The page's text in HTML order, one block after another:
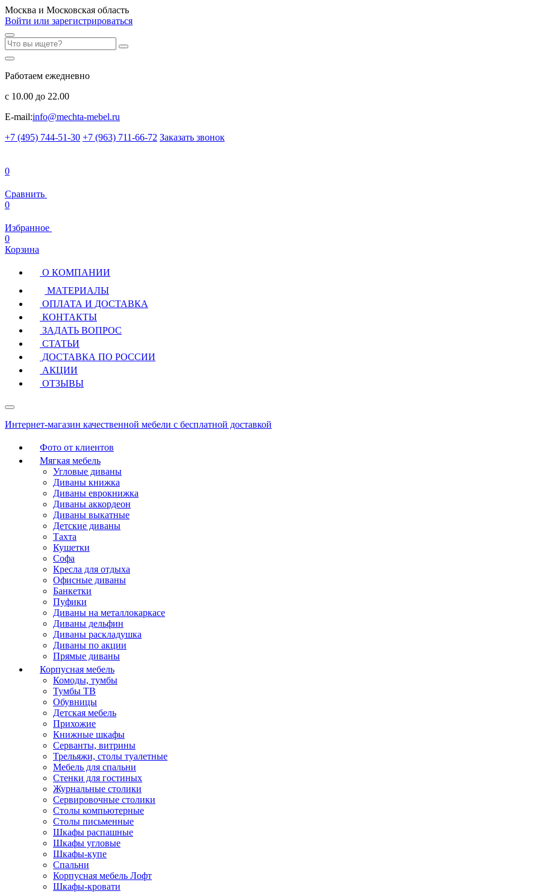
Москва и Московская область
Войти или зарегистрироваться
Работаем ежедневно
с 10.00 до 22.00
E-mail:info@mechta-mebel.ru
+7 (495) 744-51-30 +7 (963) 711-66-72 Заказать звонок
0
Сравнить
0
Избранное
0
Корзина
О КОМПАНИИ
МАТЕРИАЛЫ
ОПЛАТА И ДОСТАВКА
КОНТАКТЫ
ЗАДАТЬ ВОПРОС
СТАТЬИ
ДОСТАВКА ПО РОССИИ
АКЦИИ
ОТЗЫВЫ
Интернет-магазин качественной мебели с бесплатной доставкой
Фото от клиентов
Мягкая мебель
Угловые диваны
Диваны книжка
Диваны еврокнижка
Диваны аккордеон
Диваны выкатные
Детские диваны
Тахта
Кушетки
Софа
Кресла для отдыха
Офисные диваны
Банкетки
Пуфики
Диваны на металлокаркасе
Диваны дельфин
Диваны раскладушка
Диваны по акции
Прямые диваны
Корпусная мебель
Комоды, тумбы
Тумбы ТВ
Обувницы
Детская мебель
Прихожие
Книжные шкафы
Серванты, витрины
Трельяжи, столы туалетные
Мебель для спальни
Стенки для гостиных
Журнальные столики
Сервировочные столики
Столы компьютерные
Столы письменные
Шкафы распашные
Шкафы угловые
Шкафы-купе
Спальни
Корпусная мебель Лофт
Шкафы-кровати